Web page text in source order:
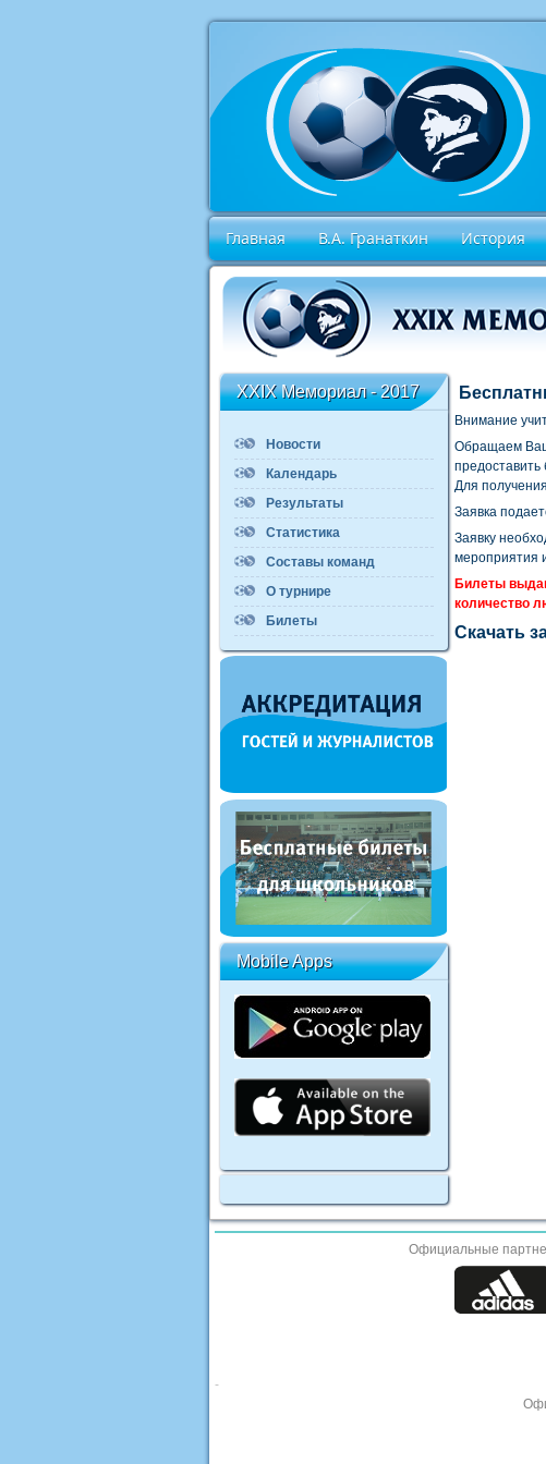
Главная В.А. Гранаткин История
XXIX Мемориал - 2017
Новости
Календарь
Результаты
Статистика
Составы команд
О турнире
Билеты
Mobile Apps
Внимание
Обращаем
Для
Заявка
Заявку
мероприятия
Билеты
количество
Скачать
Официальные
-